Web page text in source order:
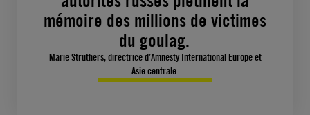
mémoire des millions de victimes
du goulag.
Marie Struthers, directrice d’Amnesty International Europe et
Asie centrale